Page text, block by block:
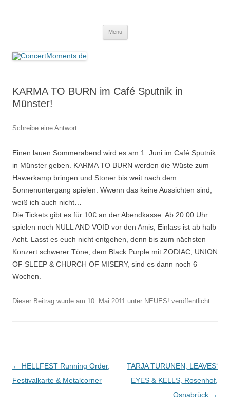
Menü
KARMA TO BURN im Café Sputnik in
Münster!
Schreibe eine Antwort
Einen lauen Sommerabend wird es am 1. Juni im Café Sputnik
in Münster geben. KARMA TO BURN werden die Wüste zum
Hawerkamp bringen und Stoner bis weit nach dem
Sonnenuntergang spielen. Wwenn das keine Aussichten sind,
weiß ich auch nicht…
Die Tickets gibt es für 10€ an der Abendkasse. Ab 20.00 Uhr
spielen noch NULL AND VOID vor den Amis, Einlass ist ab halb
Acht. Lasst es euch nicht entgehen, denn bis zum nächsten
Konzert schwerer Töne, dem Black Purple mit ZODIAC, UNION
OF SLEEP & CHURCH OF MISERY, sind es dann noch 6
Wochen.
Dieser Beitrag wurde am 10. Mai 2011 unter NEUES! veröffentlicht.
Beitragsnavigation
← HELLFEST Running Order,
Festivalkarte & Metalcorner
TARJA TURUNEN, LEAVES‘
EYES & KELLS, Rosenhof,
Osnabrück →